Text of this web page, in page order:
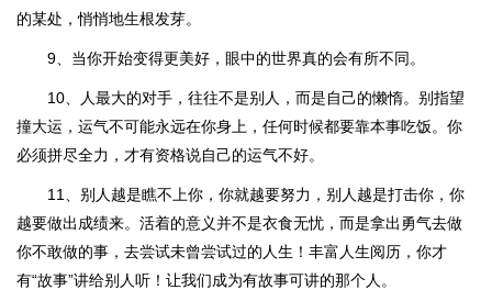
的某处，悄悄地生根发芽。
9、当你开始变得更美好，眼中的世界真的会有所不同。
10、人最大的对手，往往不是别人，而是自己的懒惰。别指望
撞大运，运气不可能永远在你身上，任何时候都要靠本事吃饭。你
必须拼尽全力，才有资格说自己的运气不好。
11、别人越是瞧不上你，你就越要努力，别人越是打击你，你
越要做出成绩来。活着的意义并不是衣食无忧，而是拿出勇气去做
你不敢做的事，去尝试未曾尝试过的人生！丰富人生阅历，你才
有“故事”讲给别人听！让我们成为有故事可讲的那个人。